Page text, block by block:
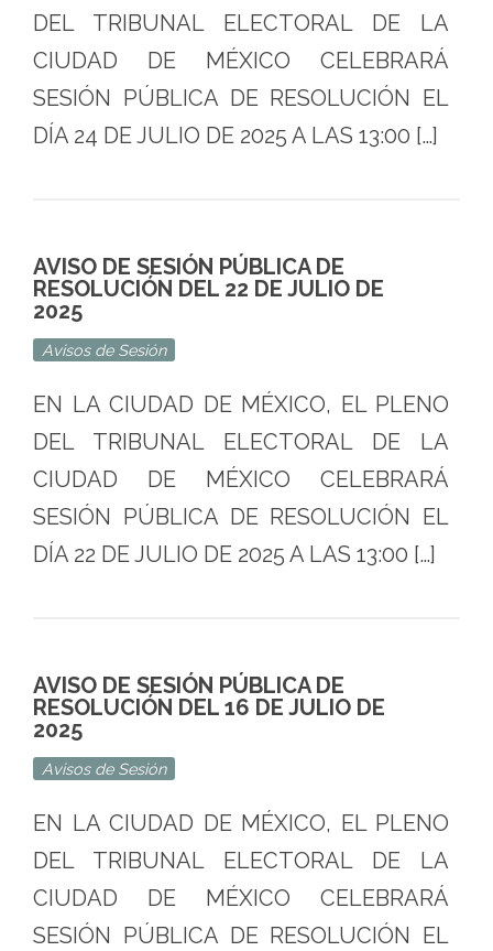
DEL TRIBUNAL ELECTORAL DE LA
CIUDAD DE MÉXICO CELEBRARÁ
SESIÓN PÚBLICA DE RESOLUCIÓN EL
DÍA 24 DE JULIO DE 2025 A LAS 13:00 […]
AVISO DE SESIÓN PÚBLICA DE
RESOLUCIÓN DEL 22 DE JULIO DE
2025
Avisos de Sesión
EN LA CIUDAD DE MÉXICO, EL PLENO
DEL TRIBUNAL ELECTORAL DE LA
CIUDAD DE MÉXICO CELEBRARÁ
SESIÓN PÚBLICA DE RESOLUCIÓN EL
DÍA 22 DE JULIO DE 2025 A LAS 13:00 […]
AVISO DE SESIÓN PÚBLICA DE
RESOLUCIÓN DEL 16 DE JULIO DE
2025
Avisos de Sesión
EN LA CIUDAD DE MÉXICO, EL PLENO
DEL TRIBUNAL ELECTORAL DE LA
CIUDAD DE MÉXICO CELEBRARÁ
SESIÓN PÚBLICA DE RESOLUCIÓN EL